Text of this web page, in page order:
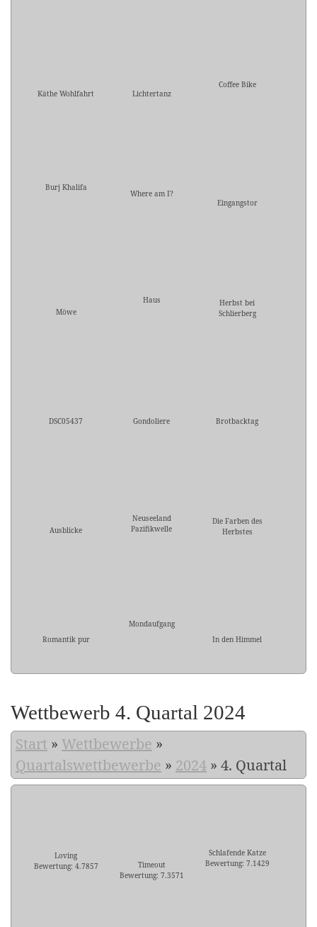
Käthe Wohlfahrt Lichtertanz
Coffee Bike
Burj Khalifa
Where am I?
Eingangstor
Möwe
Haus
Herbst bei
Schlierberg
DSC05437 Gondoliere Brotbacktag
Ausblicke
Neuseeland
Pazifikwelle
Die Farben des
Herbstes
Romantik pur
Mondaufgang
In den Himmel
Wettbewerb 4. Quartal 2024
Start » Wettbewerbe »
Quartalswettbewerbe » 2024 » 4. Quartal
Loving
Bewertung: 4.7857
Timeout
Bewertung: 7.3571
Schlafende Katze
Bewertung: 7.1429